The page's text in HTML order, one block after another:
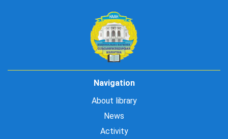
Navigation
About library
News
Activity